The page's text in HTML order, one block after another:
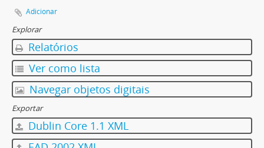
Adicionar
Explorar
Relatórios
Ver como lista
Navegar objetos digitais
Exportar
Dublin Core 1.1 XML